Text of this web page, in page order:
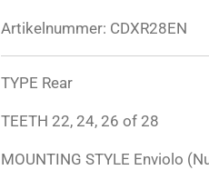
Artikelnummer: CDXR28EN
TYPE Rear
TEETH 22, 24, 26 of 28
MOUNTING STYLE Enviolo